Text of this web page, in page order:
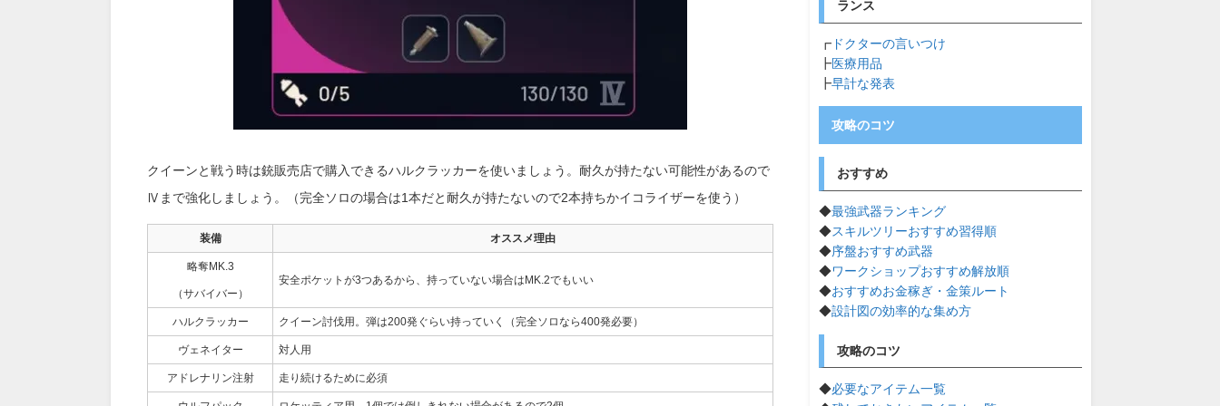
クイーンと戦う時は銃販売店で購入できるハルクラッカーを使いましょう。耐久が持たない可能性があるので
Ⅳまで強化しましょう。（完全ソロの場合は1本だと耐久が持たないので2本持ちかイコライザーを使う）
装備 オススメ理由
略奪MK.3
（サバイバー）
安全ポケットが3つあるから、持っていない場合はMK.2でもいい
ハルクラッカー クイーン討伐用。弾は200発ぐらい持っていく（完全ソロなら400発必要）
ヴェネイター 対人用
アドレナリン注射 走り続けるために必須
ランス
┏ ドクターの言いつけ
┣ 医療用品
┣早計な発表
攻略のコツ
おすすめ
◆最強武器ランキング
◆スキルツリーおすすめ習得順
◆序盤おすすめ武器
◆ワークショップおすすめ解放順
◆おすすめお金稼ぎ・金策ルート
◆設計図の効率的な集め方
攻略のコツ
◆必要なアイテム一覧